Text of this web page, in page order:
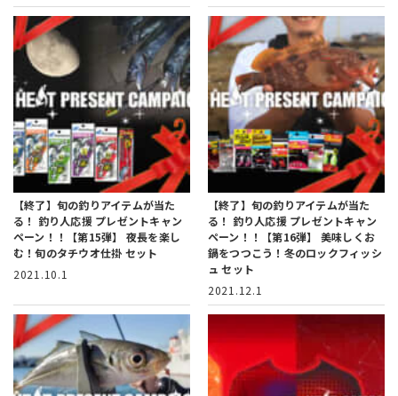
【終了】旬の釣りアイテムが当た
る！ 釣り人応援 プレゼントキャン
ペーン！！【第15弾】 夜長を楽し
む！旬のタチウオ仕掛 セット
2021.10.1
【終了】旬の釣りアイテムが当た
る！ 釣り人応援 プレゼントキャン
ペーン！！【第16弾】 美味しくお
鍋をつつこう！冬のロックフィッシ
ュ セット
2021.12.1